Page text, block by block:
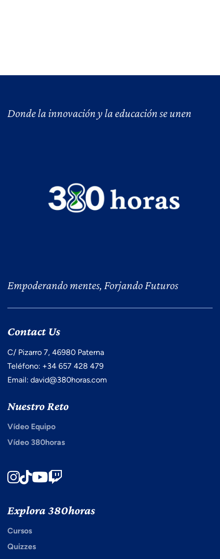
Donde la innovación y la educación se unen
Empoderando mentes, Forjando Futuros
Contact Us
C/ Pizarro 7, 46980 Paterna
Teléfono: +34 657 428 479
Email: david@380horas.com
Nuestro Reto
Vídeo Equipo
Vídeo 380horas
Instagram
TikTokYoutube
Explora 380horas
Cursos
Quizzes